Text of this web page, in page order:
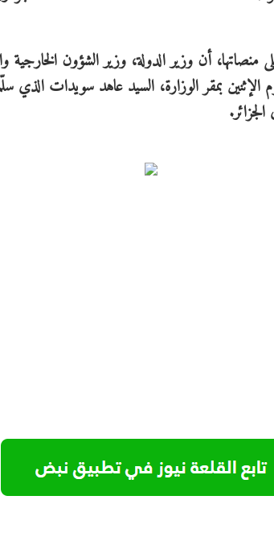
أن وزير الدولة، وزير الشؤون الخارجية
الإثنين بمقر الوزارة، السيد عاهد سويدات الذي